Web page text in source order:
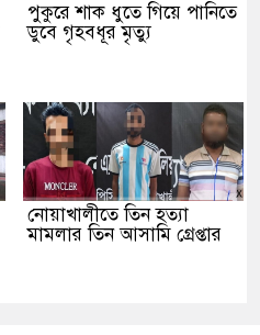
পুকুরে শাক ধুতে গিয়ে পানিতে
ডুবে গৃহবধূর মৃত্যু
নোয়াখালীতে তিন হত্যা
মামলার তিন আসামি গ্রেপ্তার